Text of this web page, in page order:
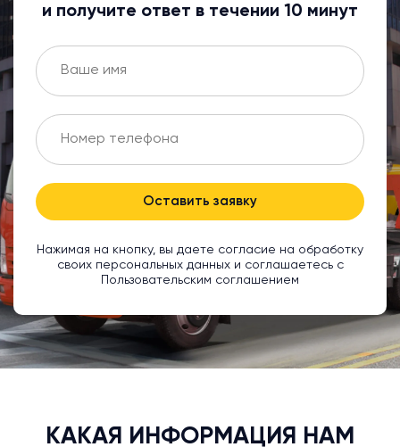
и получите ответ в течении 10 минут
Оставить заявку
Нажимая на кнопку, вы даете согласие на обработку
своих персональных данных и соглашаетесь с
Пользовательским соглашением
КАКАЯ ИНФОРМАЦИЯ НАМ